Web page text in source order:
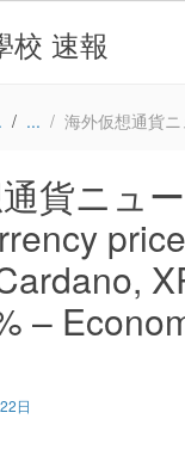
校 速報
海外仮想通貨ニュース：Top cryptocurrency prices today: Solana, Cardano, XRP shed up to 12% –
貨ニュ
–
日